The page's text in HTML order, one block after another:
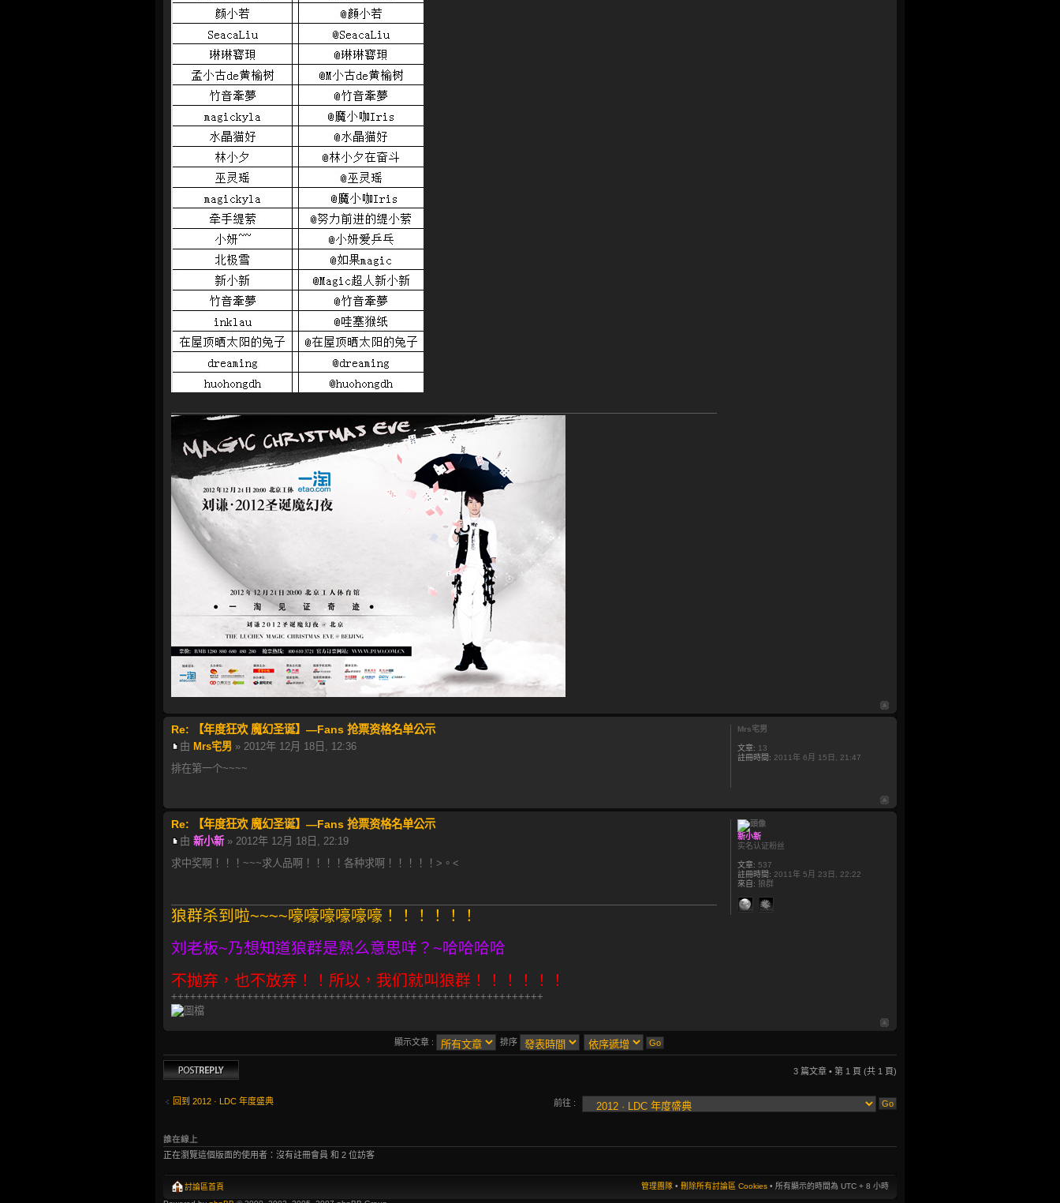
Re: 【年度狂欢 魔幻圣诞】—Fans 抢票资格名单公示
由 Mrs宅男 » 2012年 12月 18日, 12:36
排在第一个~~~~
Mrs宅男
文章: 13
註冊時間: 2011年 6月 15日, 21:47
Re: 【年度狂欢 魔幻圣诞】—Fans 抢票资格名单公示
由 新小新» 2012年 12月 18日, 22:19
求中奖啊！！！~~~求人品啊！！！！各种求啊！！！！！>。<
狼群杀到啦~~~~嚎嚎嚎嚎嚎嚎！！！！！！
刘老板~乃想知道狼群是熟么意思咩？~哈哈哈哈
不抛弃，也不放弃！！所以，我们就叫狼群！！！！！！
+++++++++++++++++++++++++++++++++++++++++++++++++++++++++++
新小新
实名认证粉丝
文章: 537
註冊時間: 2011年 5月 23日, 22:22
來自: 狼群
顯示文章 : 排序
發表回覆 3 篇文章 • 第 1 頁 (共 1 頁)
回到 2012 · LDC 年度盛典 前往 :
誰在線上
正在瀏覽這個版面的使用者：沒有註冊會員 和 2 位訪客
討論區首頁 管理團隊 • 刪除所有討論區 Cookies • 所有顯示的時間為 UTC + 8 小時